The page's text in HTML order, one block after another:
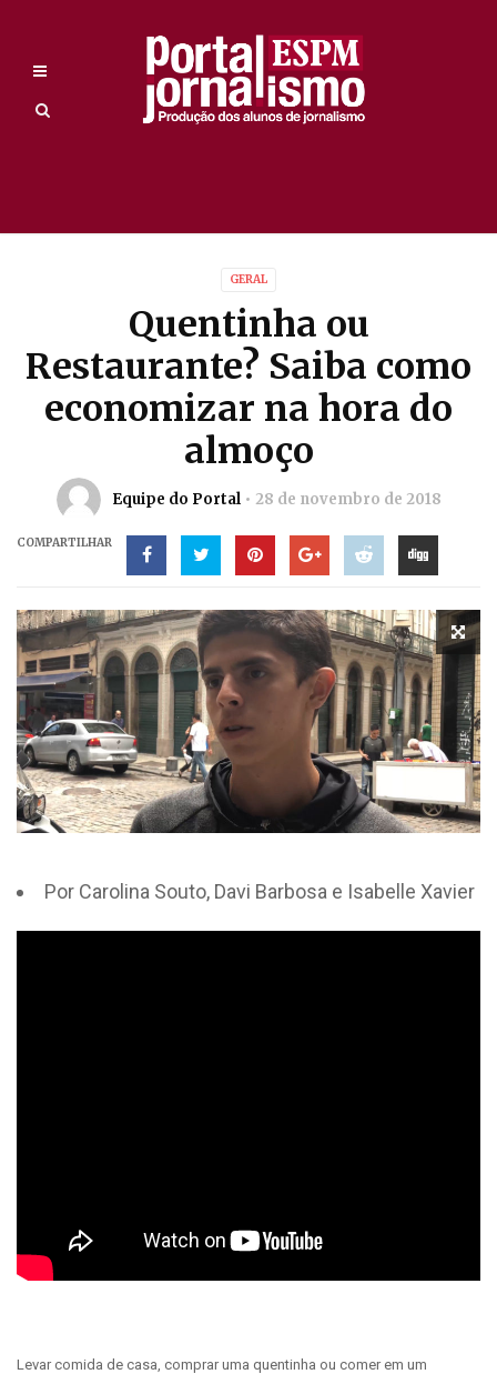
GERAL
Quentinha ou
Restaurante? Saiba como
economizar na hora do
almoço
Equipe do Portal 28 de novembro de 2018
COMPARTILHAR
Por Carolina Souto, Davi Barbosa e Isabelle Xavier
Levar comida de casa, comprar uma quentinha ou comer em um